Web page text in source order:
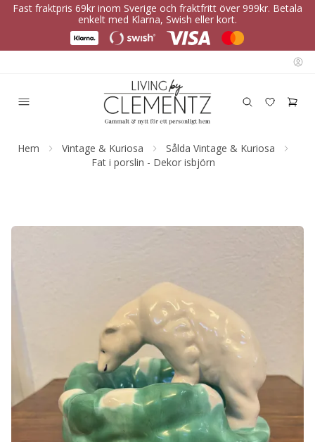
Fast fraktpris 69kr inom Sverige och fraktfritt över 999kr. Betala
enkelt med Klarna, Swish eller kort.
Hem Vintage & Kuriosa
Sålda Vintage & Kuriosa
Fat i porslin - Dekor isbjörn